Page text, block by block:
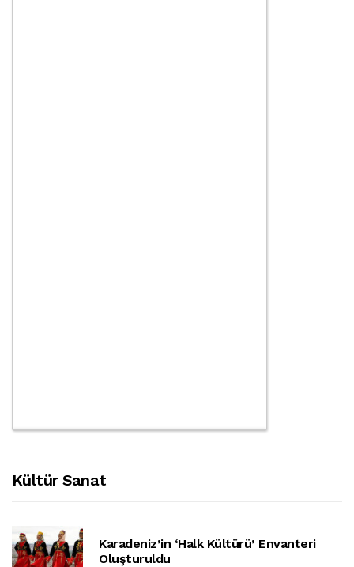
Kültür Sanat
Karadeniz’in ‘halk Kültürü’ Envanteri
Oluşturuldu